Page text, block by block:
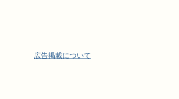
広告掲載について